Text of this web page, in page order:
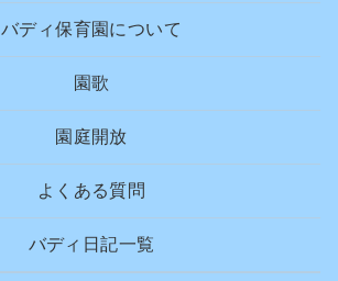
バディ保育園について
園歌
園庭開放
よくある質問
バディ日記一覧